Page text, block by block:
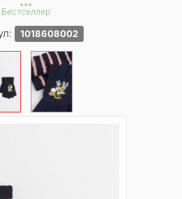
***
Бестселлер
1018608002